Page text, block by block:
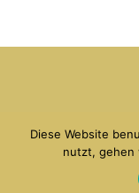
Kontakt|
Diese Website
nutzt, gehen